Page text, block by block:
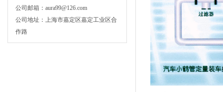
公司邮箱：aura99@126.com
公司地址：上海市嘉定区嘉定工业区合
作路